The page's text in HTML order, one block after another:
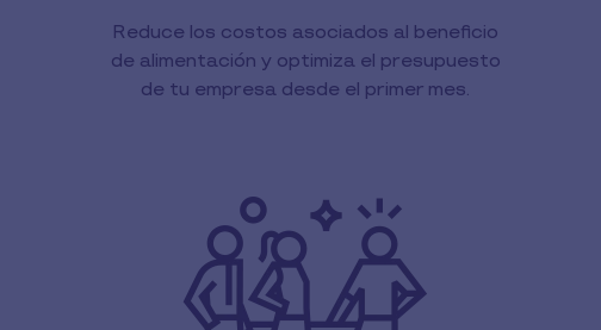
Reduce los costos asociados al beneficio
de alimentación y optimiza el presupuesto
de tu empresa desde el primer mes.